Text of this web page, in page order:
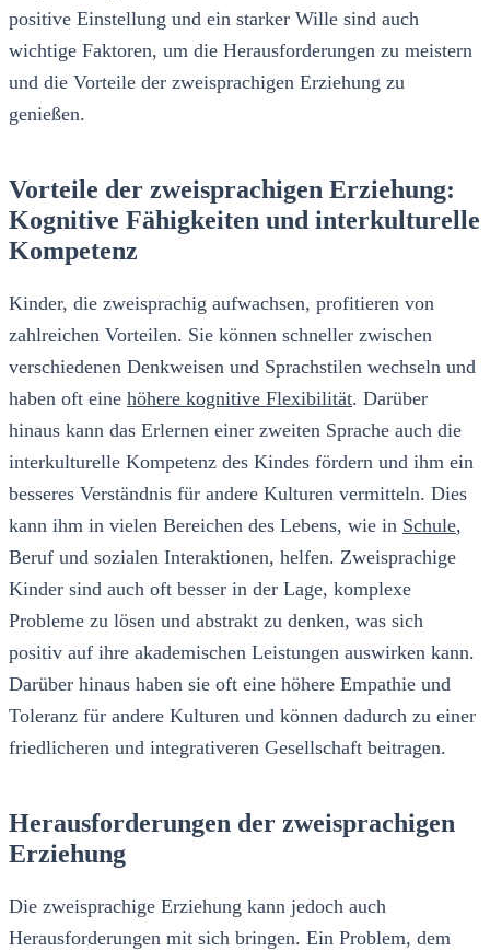
positive Einstellung und ein starker Wille sind auch
wichtige Faktoren, um die Herausforderungen zu meistern
und die Vorteile der zweisprachigen Erziehung zu
genießen.
Vorteile der zweisprachigen Erziehung:
Kognitive Fähigkeiten und interkulturelle
Kompetenz
Kinder, die zweisprachig aufwachsen, profitieren von
zahlreichen Vorteilen. Sie können schneller zwischen
verschiedenen Denkweisen und Sprachstilen wechseln und
haben oft eine höhere kognitive Flexibilität. Darüber
hinaus kann das Erlernen einer zweiten Sprache auch die
interkulturelle Kompetenz des Kindes fördern und ihm ein
besseres Verständnis für andere Kulturen vermitteln. Dies
kann ihm in vielen Bereichen des Lebens, wie in Schule,
Beruf und sozialen Interaktionen, helfen. Zweisprachige
Kinder sind auch oft besser in der Lage, komplexe
Probleme zu lösen und abstrakt zu denken, was sich
positiv auf ihre akademischen Leistungen auswirken kann.
Darüber hinaus haben sie oft eine höhere Empathie und
Toleranz für andere Kulturen und können dadurch zu einer
friedlicheren und integrativeren Gesellschaft beitragen.
Herausforderungen der zweisprachigen
Erziehung
Die zweisprachige Erziehung kann jedoch auch
Herausforderungen mit sich bringen. Ein Problem, dem